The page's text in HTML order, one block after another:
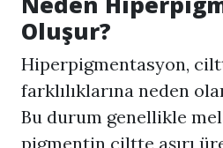
Oluşur?
Hiperpigmentasyon,
farklılıklarına neden
Bu durum genellikle
pigmentin ciltte aşırı